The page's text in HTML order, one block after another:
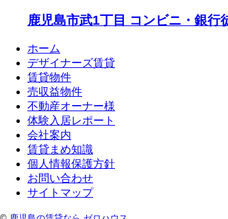
鹿児島市武1丁目 コンビニ・銀行
ホーム
デザイナーズ賃貸
賃貸物件
売収益物件
不動産オーナー様
体験入居レポート
会社案内
賃貸まめ知識
個人情報保護方針
お問い合わせ
サイトマップ